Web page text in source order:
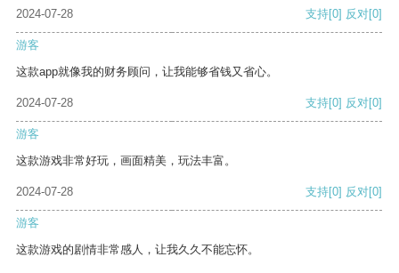
2024-07-28
支持[0] 反对[0]
游客
这款app就像我的财务顾问，让我能够省钱又省心。
2024-07-28 支持[0] 反对[0]
游客
这款游戏非常好玩，画面精美，玩法丰富。
2024-07-28 支持[0] 反对[0]
游客
这款游戏的剧情非常感人，让我久久不能忘怀。